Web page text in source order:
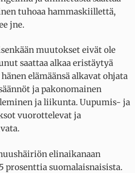
tuhoaa hammaskiillettä,
jne.
muutokset eivät ole
saattaa alkaa eristäytyä
elämäänsä alkavat ohjata
ja pakonomainen
ja liikunta. Uupumis- ja
vuorottelevat ja
elinaikanaan
prosenttia suomalaisnaisista.